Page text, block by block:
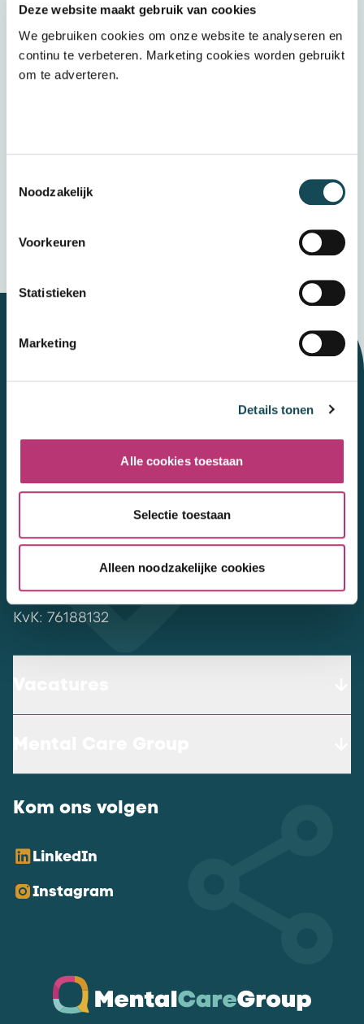
Deze website maakt gebruik van cookies
We gebruiken cookies om onze website te analyseren en
continu te verbeteren. Marketing cookies worden gebruikt
om te adverteren.
Noodzakelijk
Voorkeuren
Statistieken
Marketing
Details tonen
Alle cookies toestaan
Selectie toestaan
Alleen noodzakelijke cookies
Wij ontvangen graag jouw (voorlopige)
cijferlijst
Wij bewaren uw gegevens veilig
Let's talk
Contact
Mental Care Group
werkenbij@mentalcaregroup.nl
NL Mental Care Group B.V.:
KvK: 76188132
Kom ons volgen
LinkedIn
Instagram